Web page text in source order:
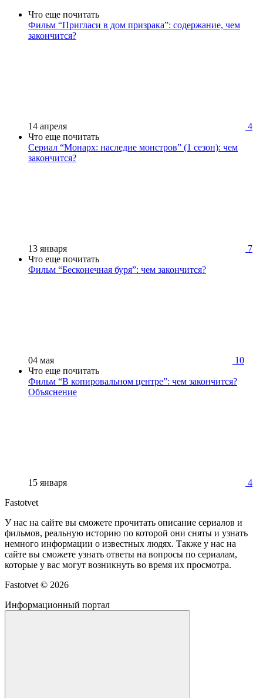
Что еще почитать
Фильм “Пригласи в дом призрака”: содержание, чем
закончится?
14 апреля
4
Что еще почитать
Сериал “Монарх: наследие монстров” (1 сезон): чем
закончится?
13 января
7
Что еще почитать
Фильм “Бесконечная буря”: чем закончится?
04 мая
10
Что еще почитать
Фильм “В копировальном центре”: чем закончится?
Объяснение
15 января
4
Fastotvet
У нас на сайте вы сможете прочитать описание сериалов и
фильмов, реальную историю по которой они сняты и узнать
немного информации о известных людях. Также у нас на
сайте вы сможете узнать ответы на вопросы по сериалам,
которые у вас могут возникнуть во время их просмотра.
Fastotvet © 2026
Информационный портал